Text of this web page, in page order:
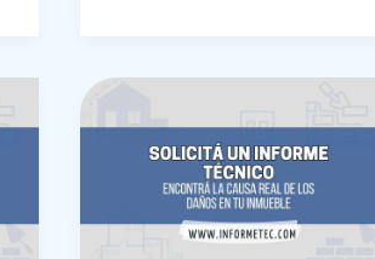
antes
comprarla: